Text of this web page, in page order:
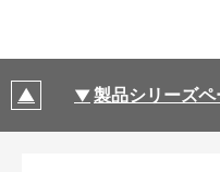
製品シリーズ